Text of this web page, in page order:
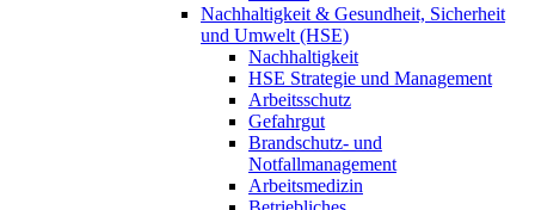
Nachhaltigkeit & Gesundheit, Sicherheit
und Umwelt (HSE)
Nachhaltigkeit
HSE Strategie und Management
Arbeitsschutz
Gefahrgut
Brandschutz- und
Notfallmanagement
Arbeitsmedizin